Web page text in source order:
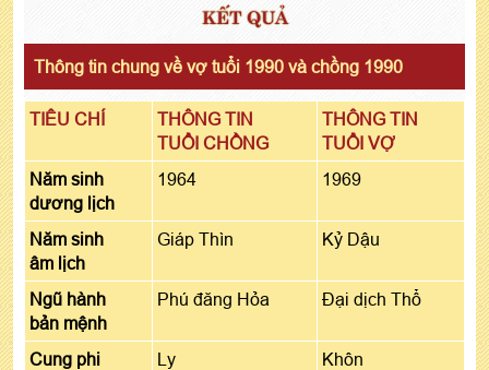
KẾT QUẢ
Thông tin chung về vợ tuổi 1990 và chồng 1990
TIÊU CHÍ
THÔNG TIN
TUỔI CHỒNG
THÔNG TIN
TUỔI VỢ
Năm sinh
dương lịch
1964 1969
Năm sinh
âm lịch
Giáp Thìn Kỷ Dậu
Ngũ hành
bản mệnh
Phú đăng Hỏa Đại dịch Thổ
Cung phi Ly
Khôn